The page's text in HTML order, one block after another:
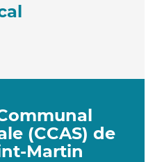
(CCAS) de
Martin